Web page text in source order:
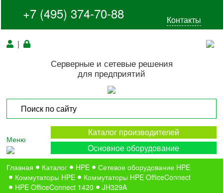
+7 (495) 374-70-88 Контакты
|
Серверные и сетевые решения
для предприятий
Меню
Каталог производителей
Основное оборудование
Главная Каталог HPE
Сетевое оборудование HPE
Коммутаторы HPE
Коммутаторы HPE OfficeConnect
HPE OfficeConnect 1420
JH329A